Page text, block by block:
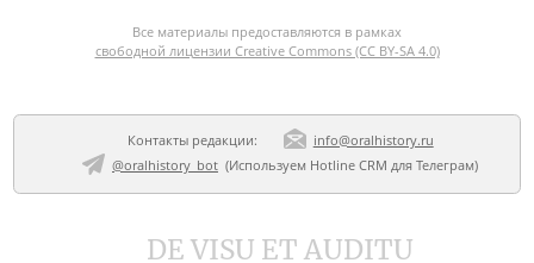
Все материалы предоставляются в рамках
свободной лицензии Creative Commons (CC BY-SA 4.0)
Контакты редакции:
info@oralhistory.ru
@oralhistory_bot(Используем Hotline CRM для Телеграм)
DE VISU ET AUDITU